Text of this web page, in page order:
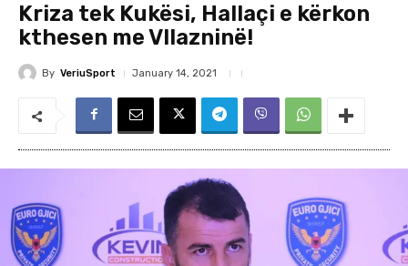
Kriza tek Kukësi, Hallaçi e kërkon
kthesen me Vllazninë!
By VeriuSport January 14, 2021